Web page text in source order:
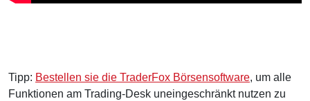
Tipp: Bestellen sie die TraderFox Börsensoftware, um alle
Funktionen am Trading-Desk uneingeschränkt nutzen zu